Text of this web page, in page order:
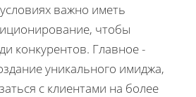
важно иметь
чтобы
конкурентов. Главное -
уникального имиджа,
с клиентами на более